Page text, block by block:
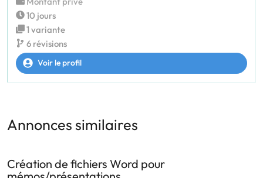
10 jours
1 variante
6 révisions
Voir le profil
Annonces similaires
Création de fichiers Word pour